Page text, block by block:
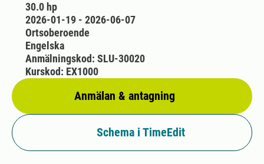
30.0 hp
2026-01-19 - 2026-06-07
Ortsoberoende
Engelska
Anmälan & antagning
Anmälningskod: SLU-30020
Kurskod: EX1000
Schema i TimeEdit